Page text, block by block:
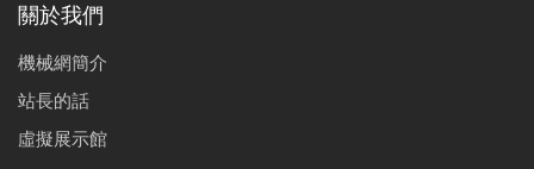
關於我們
機械網簡介
站長的話
虛擬展示館